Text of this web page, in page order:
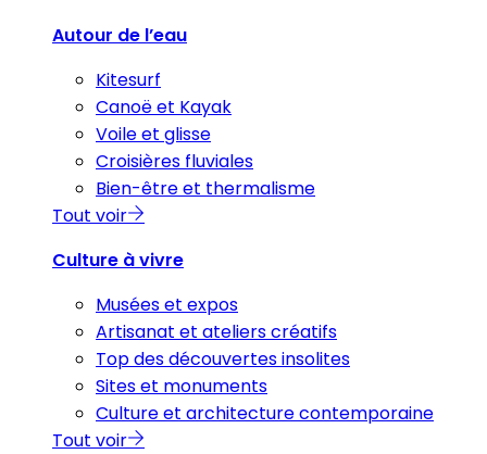
Autour de l’eau
Kitesurf
Canoë et Kayak
Voile et glisse
Croisières fluviales
Bien-être et thermalisme
Tout voir
Culture à vivre
Musées et expos
Artisanat et ateliers créatifs
Top des découvertes insolites
Sites et monuments
Culture et architecture contemporaine
Tout voir